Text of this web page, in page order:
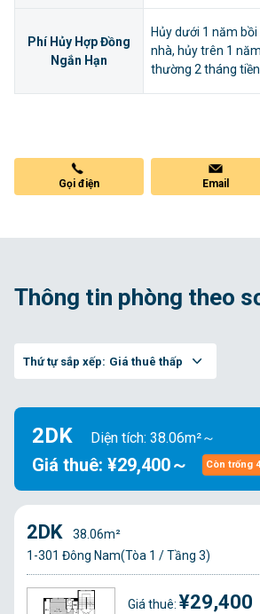
Phí Hủy Hợp Đồng
Ngắn Hạn
Hủy dưới 1 năm
nhà, hủy trên 1
thường 2 tháng
Gọi điện Email
Thông tin phòng theo
Thứ tự sắp xếp: Giá thuê thấp
2DK Diện tích: 38.06m²～
Giá thuê: ¥29,400～ Còn trống
2DK
38.06m²
1-301 Đông Nam(Tòa 1 / Tầng 3)
Giá thuê: ¥29,400